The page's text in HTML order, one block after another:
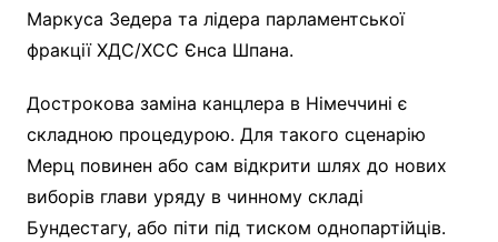
Маркуса Зедера та лідера парламентської
фракції ХДС/ХСС Єнса Шпана.
Дострокова заміна канцлера в Німеччині є
складною процедурою. Для такого сценарію
Мерц повинен або сам відкрити шлях до нових
виборів глави уряду в чинному складі
Бундестагу, або піти під тиском однопартійців.